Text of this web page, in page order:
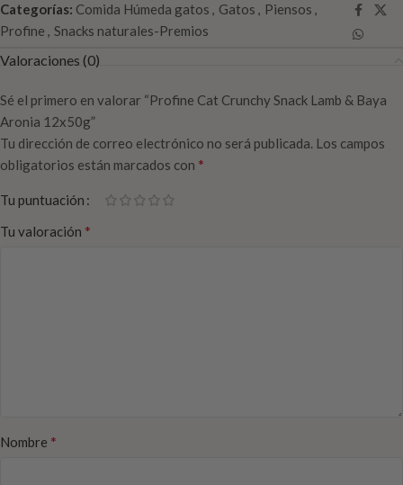
Categorías: Comida Húmeda gatos , Gatos , Piensos ,
Profine , Snacks naturales-Premios
Valoraciones (0)
Sé el primero en valorar “Profine Cat Crunchy Snack Lamb & Baya
Aronia 12x50g”
Tu dirección de correo electrónico no será publicada. Los campos
obligatorios están marcados con *
Tu puntuación
Tu valoración *
Nombre *